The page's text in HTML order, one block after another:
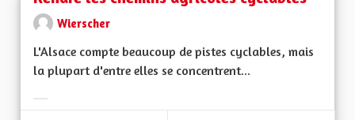
Wierscher
L'Alsace compte beaucoup de pistes cyclables, mais
la plupart d'entre elles se concentrent...